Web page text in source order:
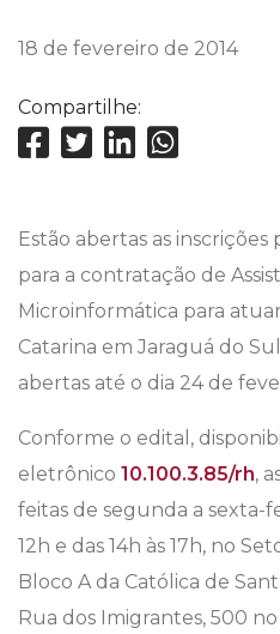
18 de fevereiro de 2014
Compartilhe:
Estão abertas as inscrições
para a contratação de
Microinformática para
Catarina em Jaraguá do
abertas até o dia 24 de
Conforme o edital,
eletrônico 10.100.3.85/rh,
feitas de segunda a sexta-
12h e das 14h às 17h, no
Bloco A da Católica de
Rua dos Imigrantes, 500